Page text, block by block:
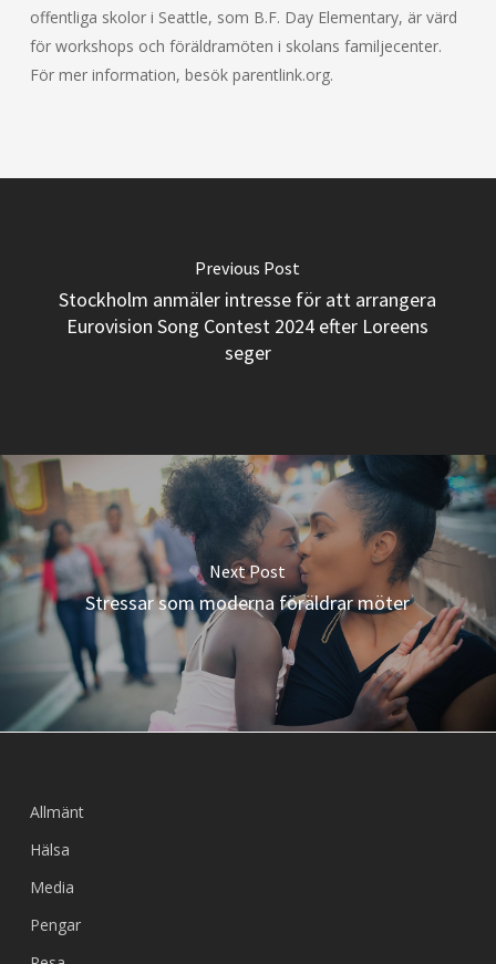
offentliga skolor i Seattle, som B.F. Day Elementary, är värd
för workshops och föräldramöten i skolans familjecenter.
För mer information, besök parentlink.org.
Previous Post
Stockholm anmäler intresse för att arrangera
Eurovision Song Contest 2024 efter Loreens
seger
Next Post
Stressar som moderna föräldrar möter
Allmänt
Hälsa
Media
Pengar